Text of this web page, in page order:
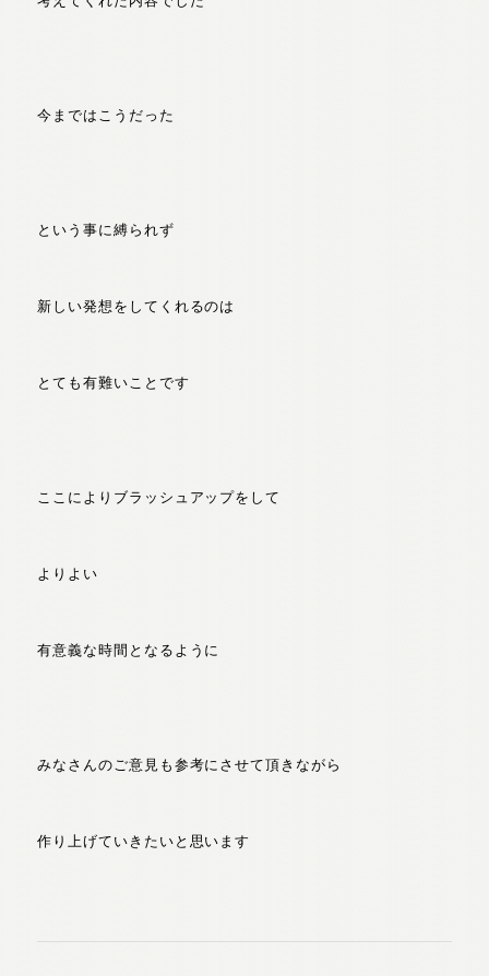
今まではこうだった
という事に縛られず
新しい発想をしてくれるのは
とても有難いことです
ここによりブラッシュアップをして
よりよい
有意義な時間となるように
みなさんのご意見も参考にさせて頂きながら
作り上げていきたいと思います